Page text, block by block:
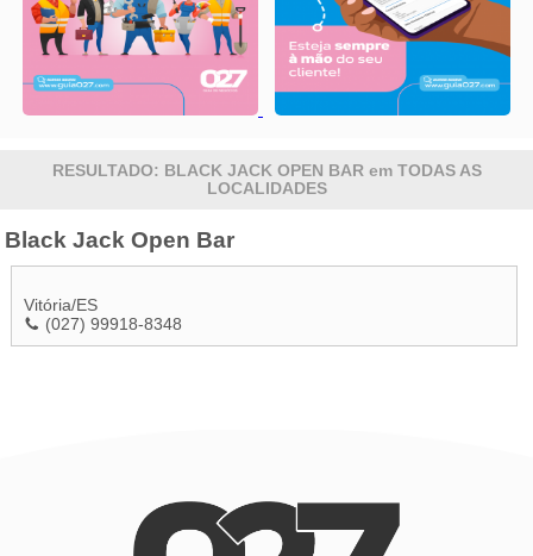
RESULTADO: BLACK JACK OPEN BAR em TODAS AS
LOCALIDADES
Black Jack Open Bar
Vitória/ES
(027) 99918-8348